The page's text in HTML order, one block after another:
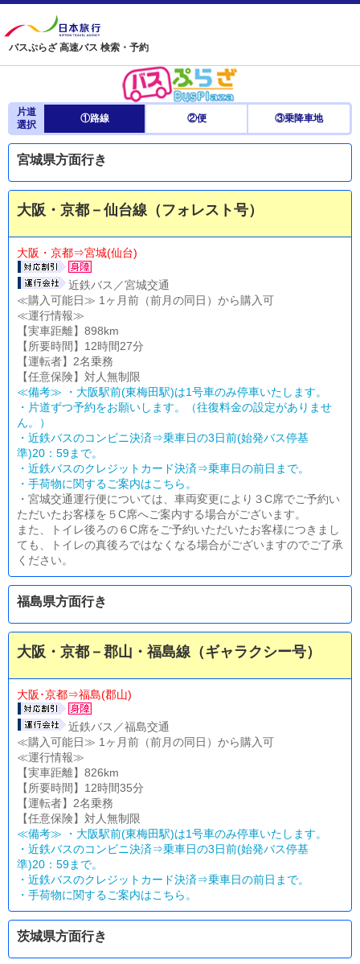
バスぷらざ 高速バス 検索・予約
片道
選択
①路線 ②便 ③乗降車地
宮城県方面行き
大阪・京都－仙台線（フォレスト号）
大阪・京都⇒宮城(仙台)
近鉄バス／宮城交通
≪購入可能日≫ 1ヶ月前（前月の同日）から購入可
≪運行情報≫
【実車距離】898km
【所要時間】12時間27分
【運転者】2名乗務
【任意保険】対人無制限
≪備考≫ ・大阪駅前(東梅田駅)は1号車のみ停車いたします。
・片道ずつ予約をお願いします。（往復料金の設定がありませ
ん。）
・近鉄バスのコンビニ決済⇒乗車日の3日前(始発バス停基
準)20：59まで。
・近鉄バスのクレジットカード決済⇒乗車日の前日まで。
・ 手荷物に関するご案内はこちら。
・宮城交通運行便については、車両変更により３C席でご予約い
ただいたお客様を５C席へご案内する場合がございます。
また、トイレ後ろの６C席をご予約いただいたお客様につきまし
ても、トイレの真後ろではなくなる場合がございますのでご了承
ください。
福島県方面行き
大阪・京都－郡山・福島線（ギャラクシー号）
大阪･京都⇒福島(郡山)
近鉄バス／福島交通
≪購入可能日≫ 1ヶ月前（前月の同日）から購入可
≪運行情報≫
【実車距離】826km
【所要時間】12時間35分
【運転者】2名乗務
【任意保険】対人無制限
≪備考≫ ・大阪駅前(東梅田駅)は1号車のみ停車いたします。
・近鉄バスのコンビニ決済⇒乗車日の3日前(始発バス停基
準)20：59まで。
・近鉄バスのクレジットカード決済⇒乗車日の前日まで。
・ 手荷物に関するご案内はこちら。
茨城県方面行き